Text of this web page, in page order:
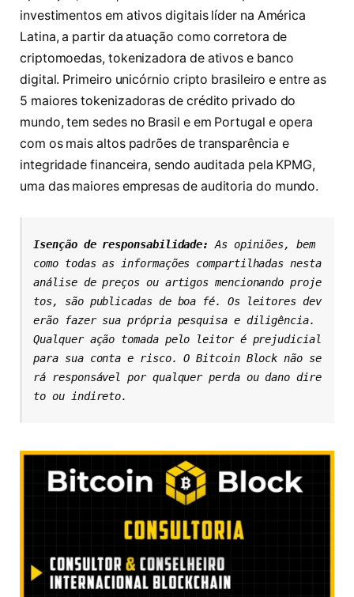
investimentos em ativos digitais líder na América
Latina, a partir da atuação como corretora de
criptomoedas, tokenizadora de ativos e banco
digital. Primeiro unicórnio cripto brasileiro e entre as
5 maiores tokenizadoras de crédito privado do
mundo, tem sedes no Brasil e em Portugal e opera
com os mais altos padrões de transparência e
integridade financeira, sendo auditada pela KPMG,
uma das maiores empresas de auditoria do mundo.
Isenção de responsabilidade: As opiniões, bem
como todas as informações compartilhadas nesta
análise de preços ou artigos mencionando proje
tos, são publicadas de boa fé. Os leitores dev
erão fazer sua própria pesquisa e diligência.
Qualquer ação tomada pelo leitor é prejudicial
para sua conta e risco. O Bitcoin Block não se
rá responsável por qualquer perda ou dano dire
to ou indireto.